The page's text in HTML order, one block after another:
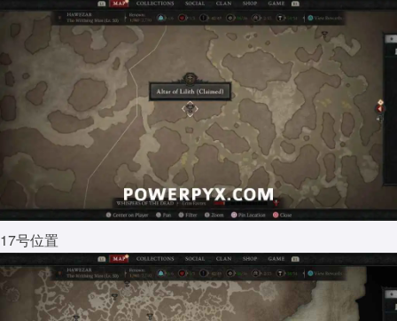
17号位置